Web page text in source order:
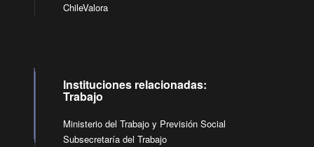
ChileValora
Instituciones relacionadas:
Trabajo
Ministerio del Trabajo y Previsión Social
Subsecretaría del Trabajo